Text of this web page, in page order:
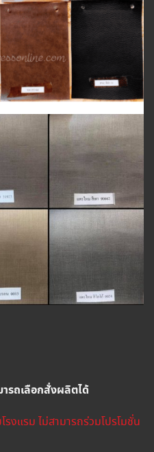
รถเลือกสั่งผลิตได้
งแรม ไม่สามารถร่วมโปรโมชั่น